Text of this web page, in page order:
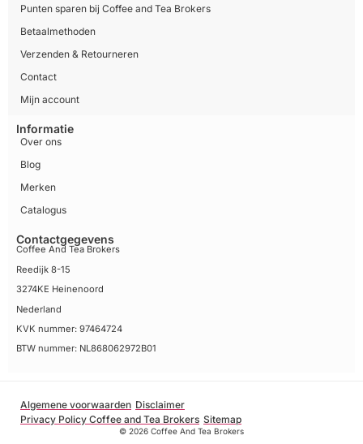
Punten sparen bij Coffee and Tea Brokers
Betaalmethoden
Verzenden & Retourneren
Contact
Mijn account
Informatie
Over ons
Blog
Merken
Catalogus
Contactgegevens
Coffee And Tea Brokers
Reedijk 8-15
3274KE Heinenoord
Nederland
KVK nummer: 97464724
BTW nummer: NL868062972B01
Algemene voorwaarden Disclaimer
Privacy Policy Coffee and Tea Brokers Sitemap
© 2026 Coffee And Tea Brokers